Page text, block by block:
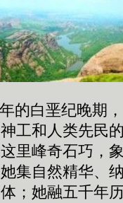
白垩纪晚期，
工和人类先民
里峰奇石巧，
集自然精华、
；她融五千年